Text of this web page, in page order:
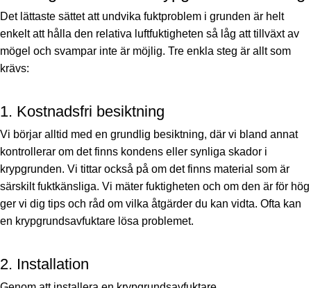
Det lättaste sättet att undvika fuktproblem i grunden är helt
enkelt att hålla den relativa luftfuktigheten så låg att tillväxt av
mögel och svampar inte är möjlig. Tre enkla steg är allt som
krävs:
1. Kostnadsfri besiktning
Vi börjar alltid med en grundlig besiktning, där vi bland annat
kontrollerar om det finns kondens eller synliga skador i
krypgrunden. Vi tittar också på om det finns material som är
särskilt fuktkänsliga. Vi mäter fuktigheten och om den är för hög
ger vi dig tips och råd om vilka åtgärder du kan vidta. Ofta kan
en krypgrundsavfuktare lösa problemet.
2. Installation